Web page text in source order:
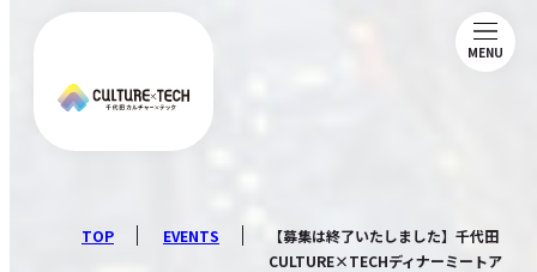
MENU
NEWS
TOP EVENTS
【募集は終了いたしました】千代田
CULTURE×TECHディナーミートア